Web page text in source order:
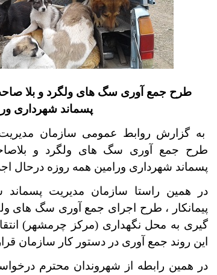
طرح جمع آوری سگ های ولگرد و بلا
پسماند شهرداری
به گزارش روابط عمومی سازمان
طرح جمع آوری سگ های ولگرد و
پسماند شهرداری ورامین همه روزه درحال
در همین راستا سازمان مدیریت پسماند
پیمانکار ، طرح اجرای جمع آوری سگ های
گیری به محل نگهداری (مرکز چرمشهر)
این روند جمع آوری در دستور کار سازمان
در همین رابطه از شهروندان محترم